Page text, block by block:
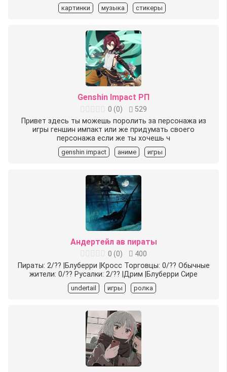
картинки музыка стикеры
Genshin Impact РП
0 (0)
529
Привет здесь ты можешь поролить за персонажа из
игры геншин импакт или же придумать своего
персонажа если же ты хочешь ч
genshin impact аниме игры
Андертейл ав пираты
0 (0)
400
Пираты: 2/?? |Блуберри |Кросс Торговцы: 0/?? Обычные
жители: 0/?? Русалки: 2/?? |Дрим |Блуберри Сире
undertail игры ролка